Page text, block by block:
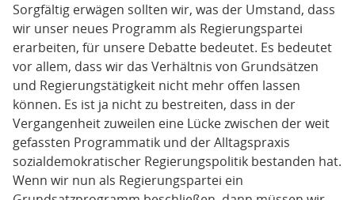
Sorgfältig erwägen sollten wir, was der Umstand, dass
wir unser neues Programm als Regierungspartei
erarbeiten, für unsere Debatte bedeutet. Es bedeutet
vor allem, dass wir das Verhältnis von Grundsätzen
und Regierungstätigkeit nicht mehr offen lassen
können. Es ist ja nicht zu bestreiten, dass in der
Vergangenheit zuweilen eine Lücke zwischen der weit
gefassten Programmatik und der Alltagspraxis
sozialdemokratischer Regierungspolitik bestanden hat.
Wenn wir nun als Regierungspartei ein